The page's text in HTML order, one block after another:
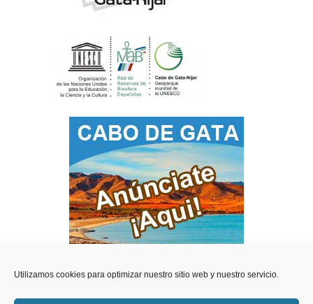
Utilizamos cookies para optimizar nuestro sitio web y nuestro servicio.